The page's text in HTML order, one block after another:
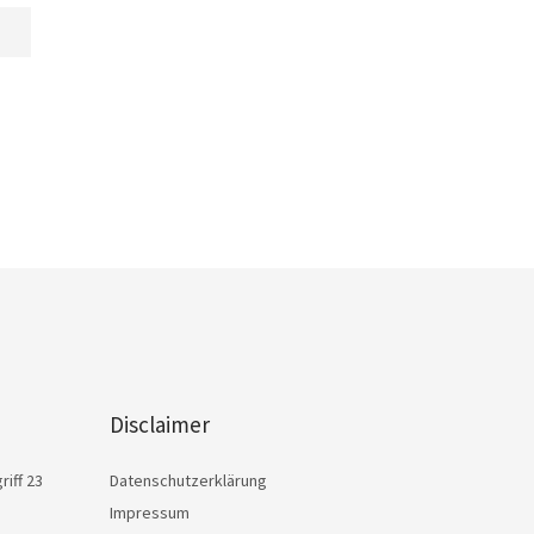
23
Disclaimer
Datenschutzerklärung
Impressum